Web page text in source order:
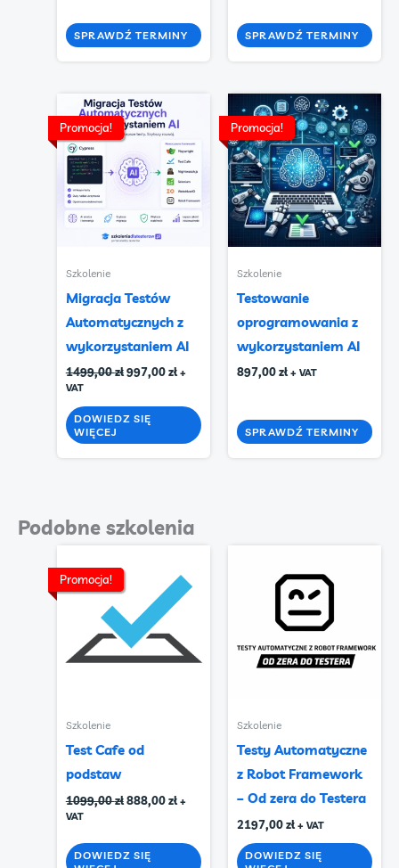
SPRAWDŹ TERMINY SPRAWDŹ TERMINY
Promocja!
Promocja!
Szkolenie
Migracja Testów
Automatycznych z
wykorzystaniem AI
1499,00zł Pierwotna
1499,00 zł.
997,00złAktualna
997,00 zł.
+
VAT
DOWIEDZ SIĘ
WIĘCEJ
Promocja!
Promocja!
Szkolenie
Testowanie
oprogramowania z
wykorzystaniem AI
897,00zł + VAT
SPRAWDŹ TERMINY
Podobne szkolenia
Promocja!
Promocja!
Szkolenie
Test Cafe od
podstaw
1099,00zł Pierwotna
1099,00 zł.
888,00złAktualna
888,00 zł.
+
VAT
DOWIEDZ SIĘ
Szkolenie
Testy Automatyczne
z Robot Framework
– Od zera do Testera
2197,00zł + VAT
DOWIEDZ SIĘ